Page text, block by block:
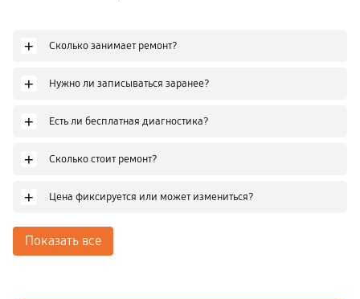
+ Сколько занимает ремонт?
+ Нужно ли записываться заранее?
+ Есть ли бесплатная диагностика?
+ Сколько стоит ремонт?
+ Цена фиксируется или может измениться?
Показать все